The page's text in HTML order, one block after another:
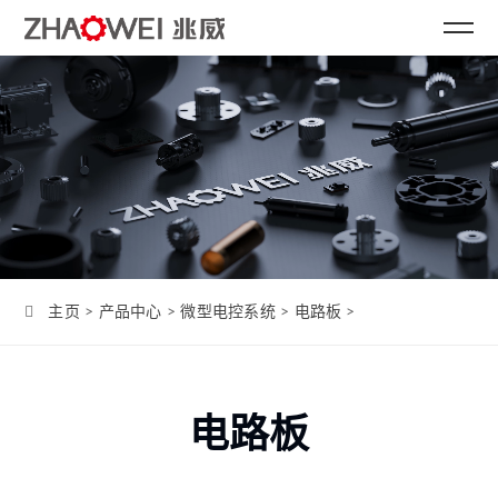
主页 > 产品中心 >微型电控系统> 电路板 >
电路板